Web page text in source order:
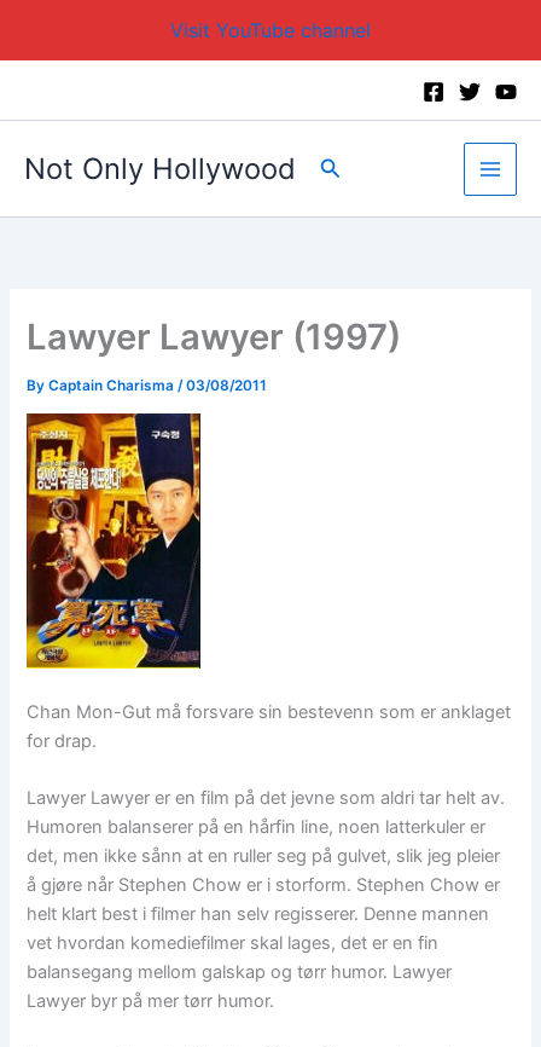
Visit YouTube channel
Not Only Hollywood Search
Lawyer Lawyer (1997)
ByCaptain Charisma /03/08/2011
Chan Mon-Gut må forsvare sin bestevenn som er anklaget
for drap.
Lawyer Lawyer er en film på det jevne som aldri tar helt av.
Humoren balanserer på en hårfin line, noen latterkuler er
det, men ikke sånn at en ruller seg på gulvet, slik jeg pleier
å gjøre når Stephen Chow er i storform. Stephen Chow er
helt klart best i filmer han selv regisserer. Denne mannen
vet hvordan komediefilmer skal lages, det er en fin
balansegang mellom galskap og tørr humor. Lawyer
Lawyer byr på mer tørr humor.